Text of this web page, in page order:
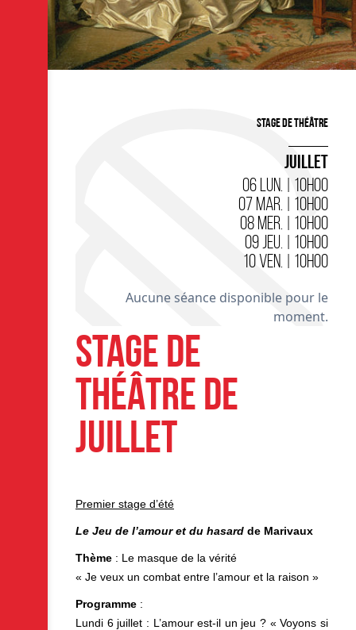
S
Stage de théâtre
JUILLET
06 LUN. | 10H00
07 MAR. | 10H00
08 MER. | 10H00
09 JEU. | 10H00
10 VEN. | 10H00
Aucune séance disponible pour le
moment.
STAGE DE
THÉÂTRE DE
JUILLET
Premier stage d’été
Le Jeu de l’amour et du hasard de Marivaux
Thème : Le masque de la vérité
« Je veux un combat entre l’amour et la raison »
Programme :
Lundi 6 juillet : L’amour est-il un jeu ? « Voyons si